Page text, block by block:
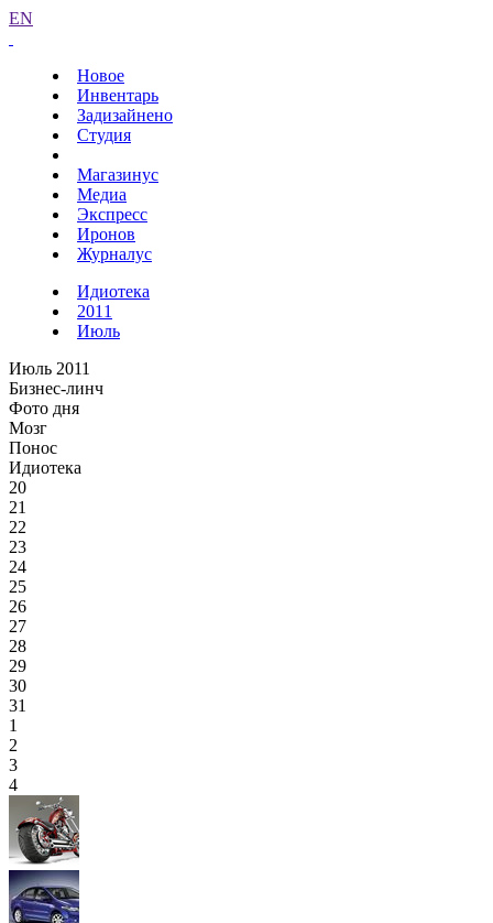
EN
Новое
Инвентарь
Задизайнено
Студия
Магазинус
Медиа
Экспресс
Иронов
Журналус
Идиотека
2011
Июль
Июль 2011
Бизнес-линч
Фото дня
Мозг
Понос
Идиотека
20
21
22
23
24
25
26
27
28
29
30
31
1
2
3
4